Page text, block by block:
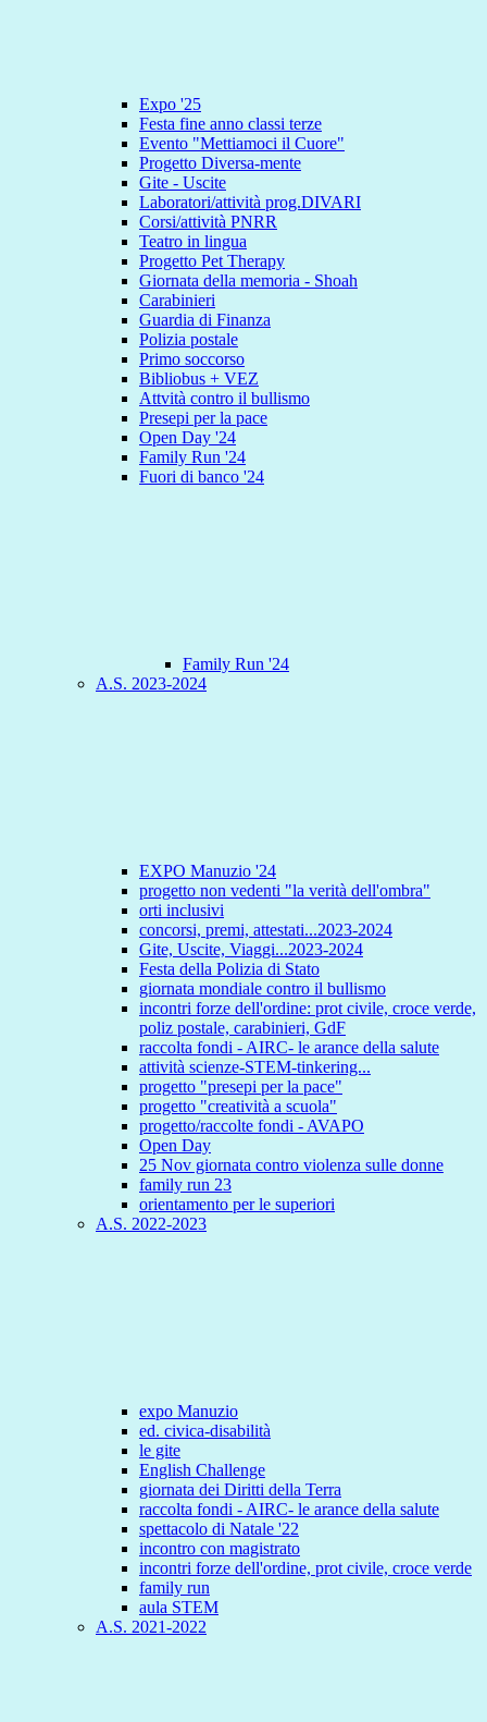
Expo '25
Festa fine anno classi terze
Evento "Mettiamoci il Cuore"
Progetto Diversa-mente
Gite - Uscite
Laboratori/attività prog.DIVARI
Corsi/attività PNRR
Teatro in lingua
Progetto Pet Therapy
Giornata della memoria - Shoah
Carabinieri
Guardia di Finanza
Polizia postale
Primo soccorso
Bibliobus + VEZ
Attvità contro il bullismo
Presepi per la pace
Open Day '24
Family Run '24
Fuori di banco '24
Family Run '24
A.S. 2023-2024
EXPO Manuzio '24
progetto non vedenti "la verità dell'ombra"
orti inclusivi
concorsi, premi, attestati...2023-2024
Gite, Uscite, Viaggi...2023-2024
Festa della Polizia di Stato
giornata mondiale contro il bullismo
incontri forze dell'ordine: prot civile, croce verde,
poliz postale, carabinieri, GdF
raccolta fondi - AIRC- le arance della salute
attività scienze-STEM-tinkering...
progetto "presepi per la pace"
progetto "creatività a scuola"
progetto/raccolte fondi - AVAPO
Open Day
25 Nov giornata contro violenza sulle donne
family run 23
orientamento per le superiori
A.S. 2022-2023
expo Manuzio
ed. civica-disabilità
le gite
English Challenge
giornata dei Diritti della Terra
raccolta fondi - AIRC- le arance della salute
spettacolo di Natale '22
incontro con magistrato
incontri forze dell'ordine, prot civile, croce verde
family run
aula STEM
A.S. 2021-2022